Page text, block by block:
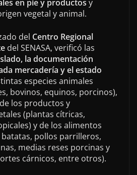
en pie y productos y
vegetal y animal.
del Centro Regional
del SENASA, verificó las
la documentación
mercadería y el estado
especies animales
bovinos, equinos, porcinos),
los productos y
(plantas cítricas,
y de los alimentos
pollos parrilleros,
medias reses porcinas y
cárnicos, entre otros).